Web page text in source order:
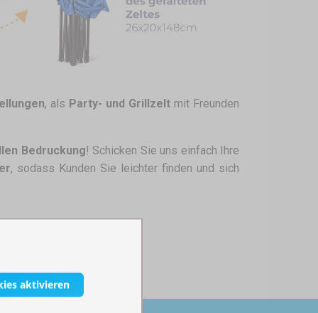
, als Party- und Grillzelt mit Freunden
Bedruckung! Schicken Sie uns einfach Ihre
, sodass Kunden Sie leichter finden und sich
aktivieren